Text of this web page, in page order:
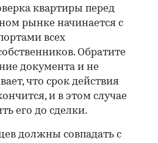
квартиры перед
рынке начинается с
всех
Обратите
документа и не
что срок действия
и в этом случае
его до сделки.
должны совпадать с